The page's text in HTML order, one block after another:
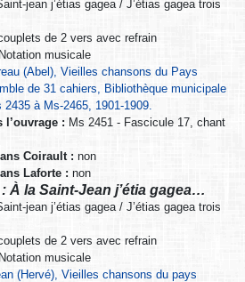
jean j’étias gagea / J’étias gagea trois
de 2 vers avec refrain
musicale
(Abel), Vieilles chansons du Pays
de 31 cahiers, Bibliothèque municipale
à Ms-2465, 1901-1909.
l’ouvrage : Ms 2451 - Fascicule 17, chant
Coirault : non
Laforte : non
À la Saint-Jean j’étia gagea…
jean j’étias gagea / J’étias gagea trois
de 2 vers avec refrain
musicale
(Hervé), Vieilles chansons du pays